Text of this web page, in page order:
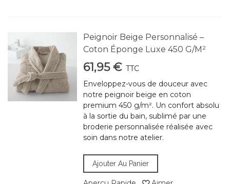
Peignoir Beige Personnalisé –
Coton Éponge Luxe 450 G/m²
61,95 € TTC
Enveloppez-vous de douceur avec
notre peignoir beige en coton
premium 450 g/m². Un confort absolu
à la sortie du bain, sublimé par une
broderie personnalisée réalisée avec
soin dans notre atelier.
Ajouter Au Panier